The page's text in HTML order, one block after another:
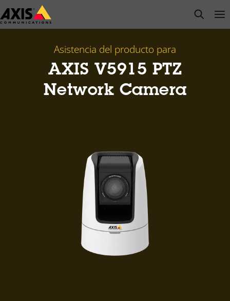
Saltar
al
open
Asistencia del producto para
AXIS V5915 PTZ
Network Camera